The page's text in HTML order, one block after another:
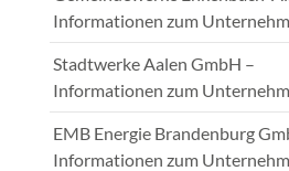
Informationen zum
Stadtwerke Aalen GmbH –
Informationen zum
EMB Energie Brandenburg
Informationen zum